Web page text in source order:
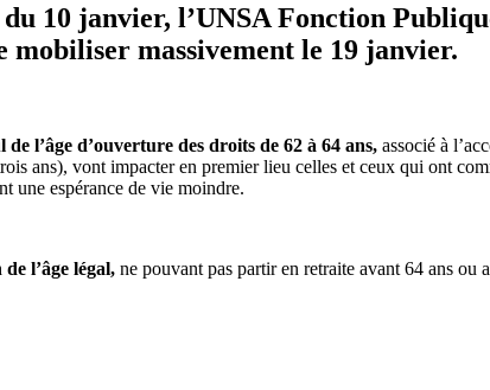
10 janvier, l’UNSA Fonction
mobiliser massivement le 19 janvier.
de l’âge d’ouverture des droits de 62 à 64 ans, associé à
ans), vont impacter en premier lieu celles et ceux qui ont
une espérance de vie moindre.
l’âge légal, ne pouvant pas partir en retraite avant 64 ans